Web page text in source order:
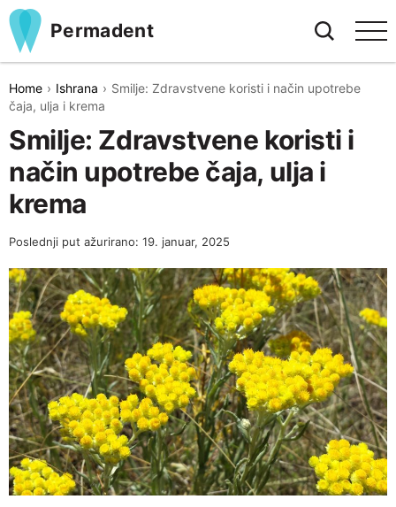
Permadent
Home Ishrana
Smilje: Zdravstvene koristi i način upotrebe
čaja, ulja i krema
Smilje: Zdravstvene koristi i
način upotrebe čaja, ulja i
krema
Poslednji put ažurirano: 19. januar, 2025